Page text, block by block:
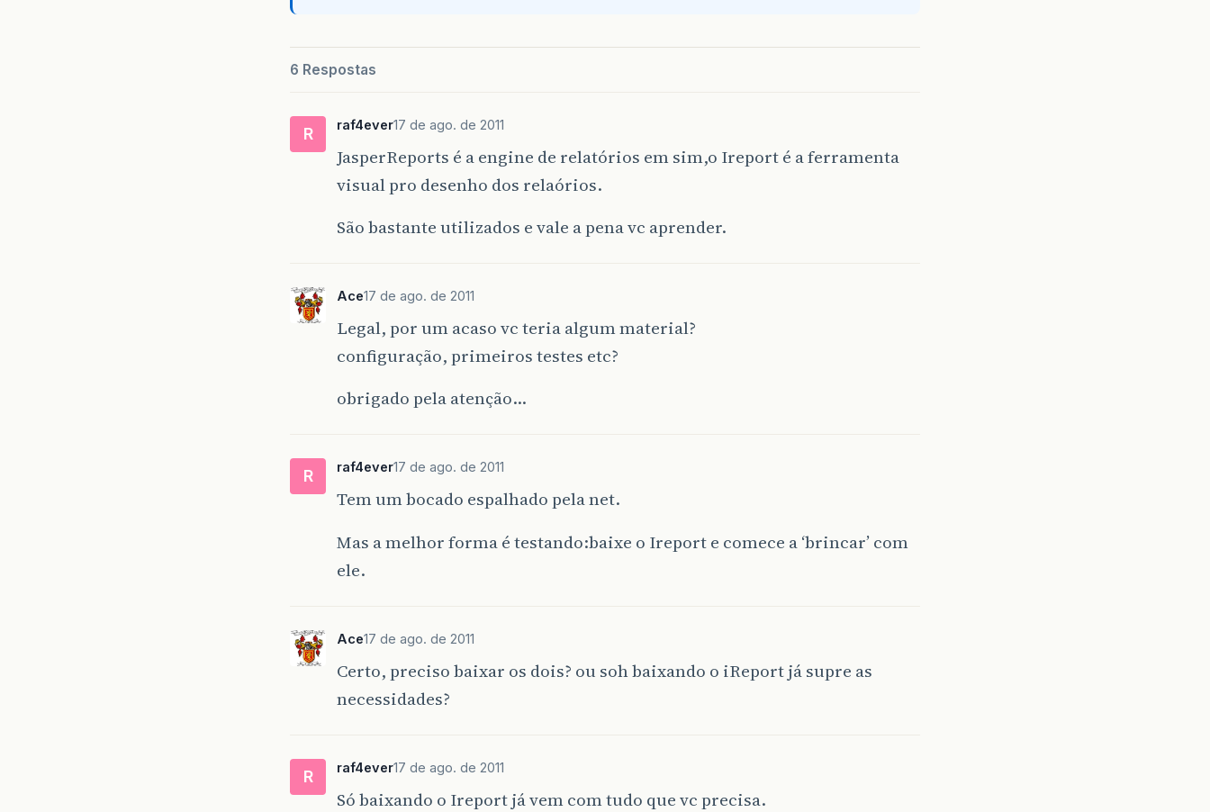
6 Respostas
R raf4ever17 de ago. de 2011
JasperReports é a engine de relatórios em sim,o Ireport é a ferramenta
visual pro desenho dos relaórios.
São bastante utilizados e vale a pena vc aprender.
Ace17 de ago. de 2011
Legal, por um acaso vc teria algum material?
configuração, primeiros testes etc?
obrigado pela atenção…
R raf4ever17 de ago. de 2011
Tem um bocado espalhado pela net.
Mas a melhor forma é testando:baixe o Ireport e comece a ‘brincar’ com
ele.
Ace17 de ago. de 2011
Certo, preciso baixar os dois? ou soh baixando o iReport já supre as
necessidades?
R raf4ever17 de ago. de 2011
Só baixando o Ireport já vem com tudo que vc precisa.